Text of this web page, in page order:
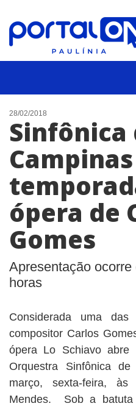
CIDADES
EVENTOS
EMPREGO
ANIVERSÁRIO DAS CIDADES
ANUNCIE
CONTATO
28/02/2018
Sinfônica
ópera de
Gomes
Apresentação
horas
Considerada uma das
compositor Carlos
ópera Lo Schiavo abre
Orquestra Sinfônica
março, sexta-feira,
Mendes. Sob a batuta